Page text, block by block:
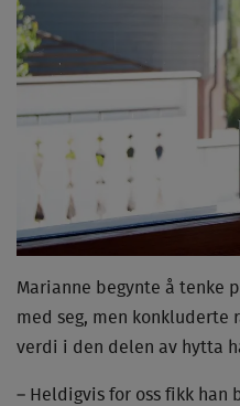
Marianne begynte å tenke
med seg, men konkluderte
verdi i den delen av hytta
– Heldigvis for oss fikk han